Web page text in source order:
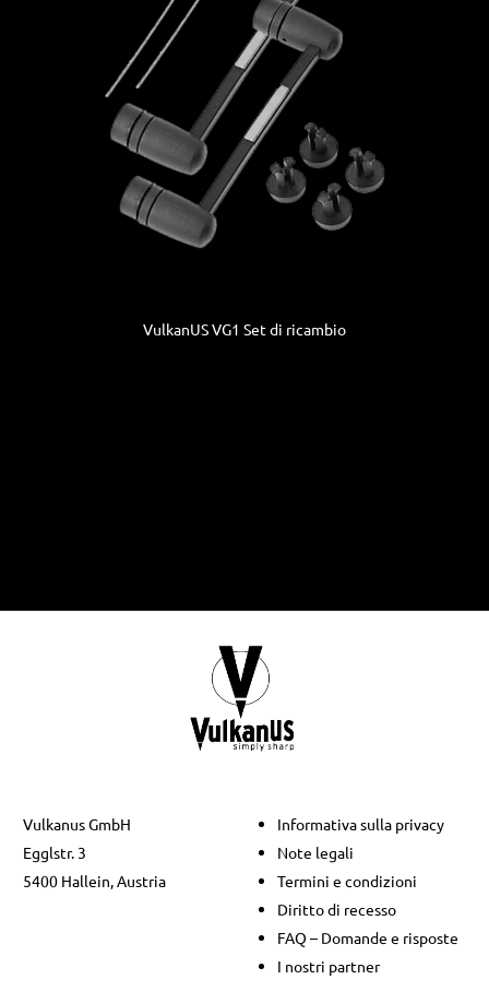
VulkanUS VG1 Set di ricambio
Vulkanus GmbH
Egglstr. 3
5400 Hallein, Austria
Informativa sulla privacy
Note legali
Termini e condizioni
Diritto di recesso
FAQ – Domande e risposte
I nostri partner